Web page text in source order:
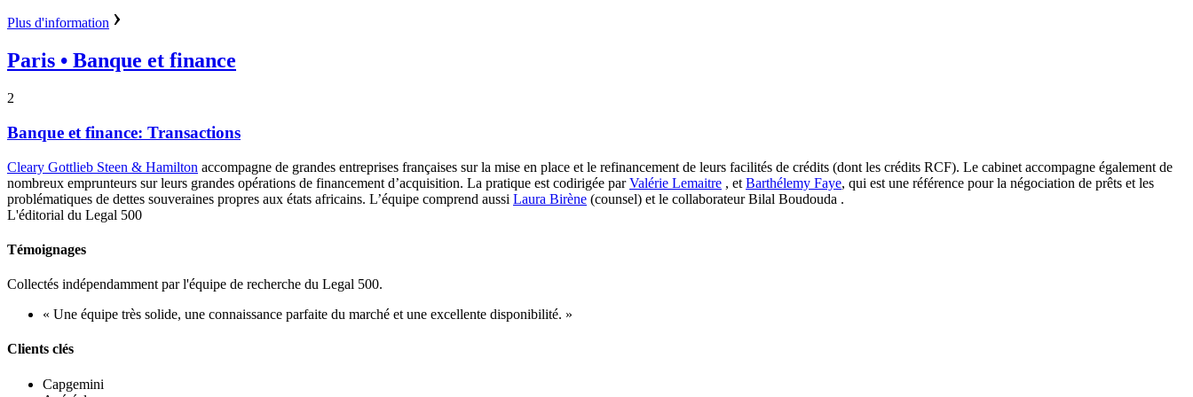
Plus d'information
Paris • Banque et finance
2
Banque et finance: Transactions
Cleary Gottlieb Steen & Hamilton accompagne de grandes entreprises françaises sur la mise en place et le refinancement de leurs facilités de crédits (dont les crédits RCF). Le cabinet accompagne également de
nombreux emprunteurs sur leurs grandes opérations de financement d’acquisition. La pratique est codirigée parValérie Lemaitre , et Barthélemy Faye, qui est une référence pour la négociation de prêts et les
problématiques de dettes souveraines propres aux états africains. L’équipe comprend aussi Laura Birène (counsel) et le collaborateur Bilal Boudouda .
L'éditorial du Legal 500
Témoignages
Collectés indépendamment par l'équipe de recherche du Legal 500.
« Une équipe très solide, une connaissance parfaite du marché et une excellente disponibilité. »
Clients clés
Capgemini